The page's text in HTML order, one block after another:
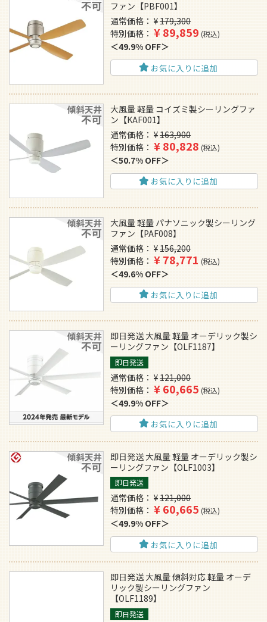
ファン【PBF001】
通常価格
¥179,300
特別価格
¥89,859 税込
49.9% OFF
お気に入りに追加
大風量 軽量 コイズミ製シーリングファ
ン【KAF001】
通常価格
¥163,900
特別価格
¥80,828 税込
50.7% OFF
お気に入りに追加
大風量 軽量 パナソニック製シーリング
ファン【PAF008】
通常価格
¥156,200
特別価格
¥78,771 税込
49.6% OFF
お気に入りに追加
即日発送 大風量 軽量 オーデリック製シ
ーリングファン【OLF1187】
即日発送
通常価格 ¥121,000
特別価格
¥60,665 税込
49.9% OFF
お気に入りに追加
即日発送 大風量 軽量 オーデリック製シ
ーリングファン【OLF1003】
即日発送
通常価格 ¥121,000
特別価格
¥60,665 税込
49.9% OFF
お気に入りに追加
即日発送 大風量 傾斜対応 軽量 オーデ
リック製シーリングファン
【OLF1189】
即日発送